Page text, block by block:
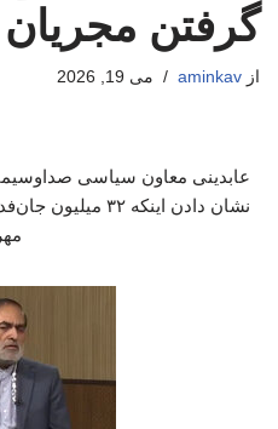
گرفتن مجریان
از aminkav می 19, 2026
عابدینی معاون سیاسی
نشان دادن اینکه
مهر